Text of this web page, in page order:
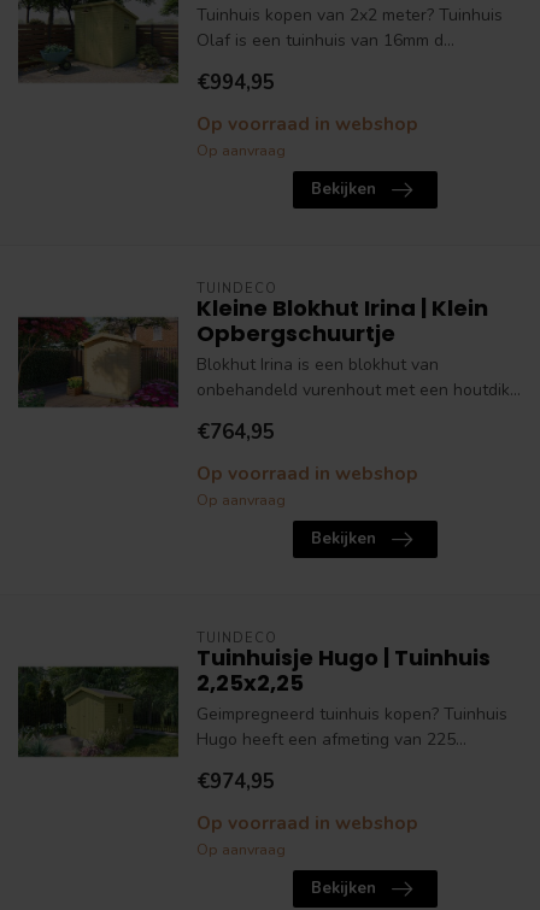
Tuinhuis kopen van 2x2 meter? Tuinhuis
Olaf is een tuinhuis van 16mm d...
€994,95
Op voorraad in webshop
Op aanvraag
Bekijken
TUINDECO
Kleine Blokhut Irina | Klein
Opbergschuurtje
Blokhut Irina is een blokhut van
onbehandeld vurenhout met een houtdik...
€764,95
Op voorraad in webshop
Op aanvraag
Bekijken
TUINDECO
Tuinhuisje Hugo | Tuinhuis
2,25x2,25
Geimpregneerd tuinhuis kopen? Tuinhuis
Hugo heeft een afmeting van 225...
€974,95
Op voorraad in webshop
Op aanvraag
Bekijken